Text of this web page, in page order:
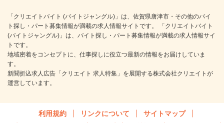
「クリエイトバイト (バイトジャングル)」は、佐賀県唐津市・その他のバイ
ト探し・パート募集情報が満載の求人情報サイトです。 「クリエイトバイト
(バイトジャングル)」は、バイト探し・パート募集情報が満載の求人情報サイ
トです。
地域密着をコンセプトに、仕事探しに役立つ最新の情報をお届けしていま
す。
新聞折込求人広告「クリエイト 求人特集」を展開する株式会社クリエイトが
運営しています。
利用規約 リンクについて
サイトマップ